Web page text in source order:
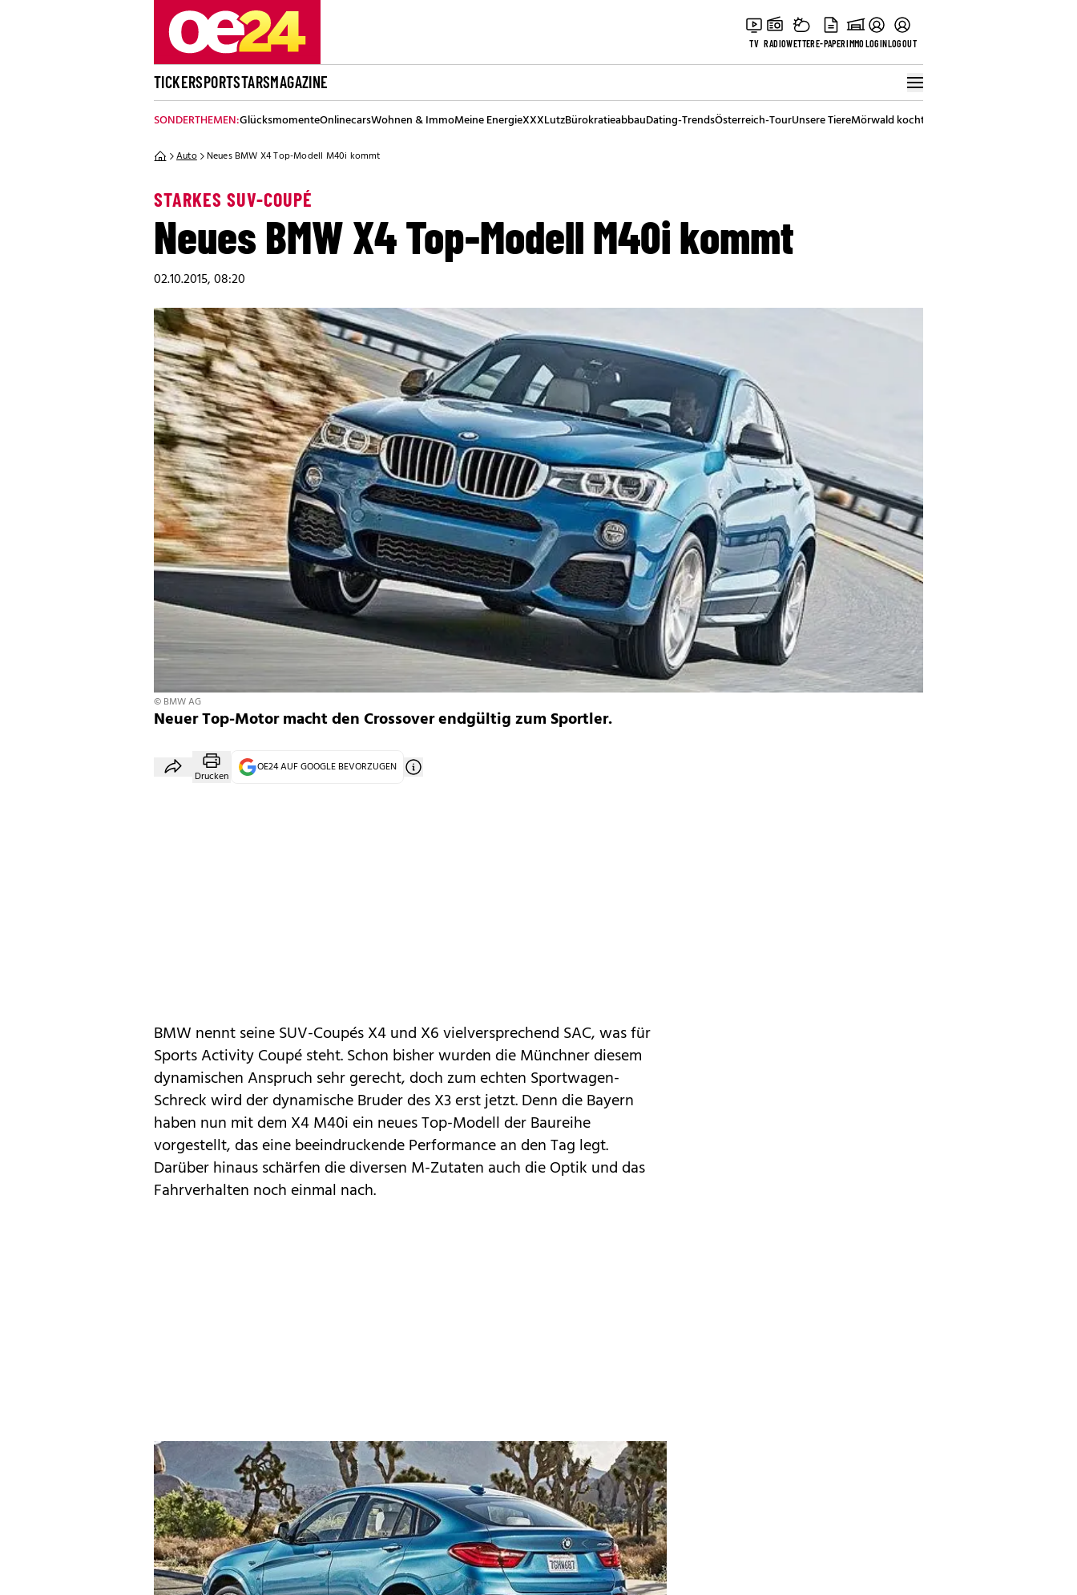
TV RADIOWETTERE-PAPERIMMOLOGINLOGOUT
TICKERSPORTSTARSMAGAZINE
SONDERTHEMEN:GlücksmomenteOnlinecarsWohnen & ImmoMeine EnergieXXXLutzBürokratieabbauDating-TrendsÖsterreich-TourUnsere TiereMörwald kocht
Auto Neues BMW X4 Top-Modell M40i kommt
STARKES SUV-COUPÉ
Neues BMW X4 Top-Modell M40i kommt
02.10.2015, 08:20
© BMW AG
Neuer Top-Motor macht den Crossover endgültig zum Sportler.
Drucken
OE24 AUF GOOGLE BEVORZUGEN
BMW nennt seine SUV-CoupésX4und X6vielversprechend SAC, was für
Sports Activity Coupé steht. Schon bisher wurden die Münchner diesem
dynamischen Anspruch sehr gerecht, doch zum echten Sportwagen-
Schreck wird der dynamische Bruder des X3 erst jetzt. Denn die Bayern
haben nun mit dem X4 M40i ein neues Top-Modell der Baureihe
vorgestellt, das eine beeindruckende Performance an den Tag legt.
Darüber hinaus schärfen die diversen M-Zutaten auch die Optik und das
Fahrverhalten noch einmal nach.